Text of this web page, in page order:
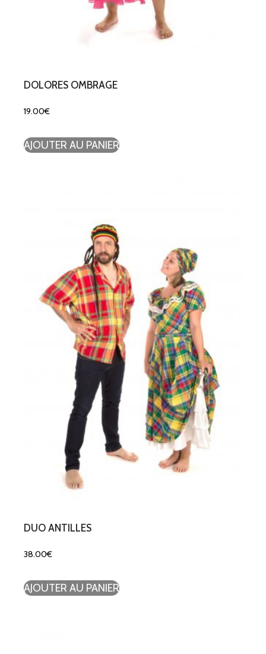
DOLORES OMBRAGE
19.00€
AJOUTER AU PANIER
DUO ANTILLES
38.00€
AJOUTER AU PANIER